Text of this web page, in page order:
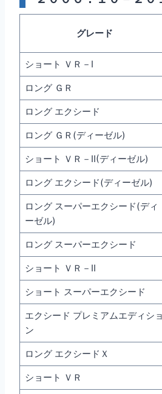
グレード
ショート ＶＲ－I
ロング ＧＲ
ロング エクシード
ロング ＧＲ(ディーゼル)
ショート ＶＲ－II(ディーゼル)
ロング エクシード(ディーゼル)
ロング スーパーエクシード(ディ
ーゼル)
ロング スーパーエクシード
ショート ＶＲ－II
ショート スーパーエクシード
エクシード プレミアムエディショ
ン
ロング エクシードＸ
ショート ＶＲ